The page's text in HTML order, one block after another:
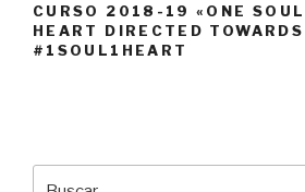
CURSO 2018-19 «ONE SOUL
HEART DIRECTED TOWARDS
#1SOUL1HEART